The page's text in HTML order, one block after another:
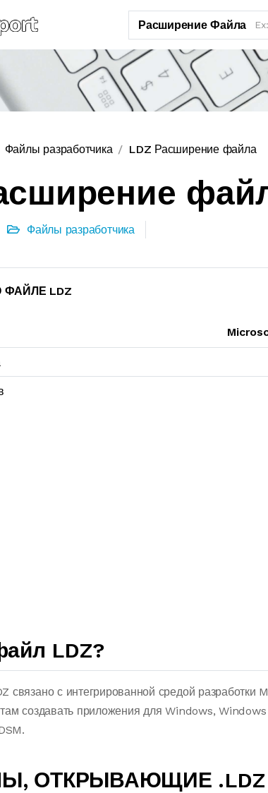
Расширение Файла
Файлы разработчика LDZ Расширение файла
Файлы разработчика
LDZ
LDZ?
связано с интегрированной средой разработки
создавать приложения для Windows,
ОТКРЫВАЮЩИЕ